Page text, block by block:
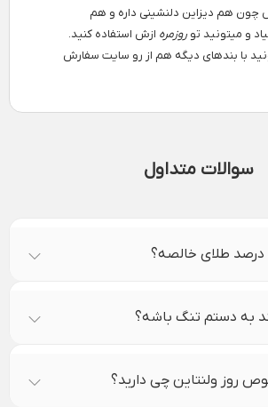
هم دیزاین دلنشینی داره و هم
و میتونید توروزمره ازش استفاده کنید.
با بندهای دیگه هم از رو سایت سفارش
سوالات متداول
به دستم تنگ باشه؟
روز ولنتاین چی دارید؟